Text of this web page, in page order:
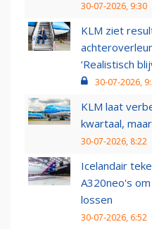
30-07-2026, 9:30
KLM ziet
‘Realistisch
30-07-2026,
KLM laat
kwartaal,
30-07-2026, 8:22
Icelandair
A320neo's
lossen
30-07-2026, 6:52